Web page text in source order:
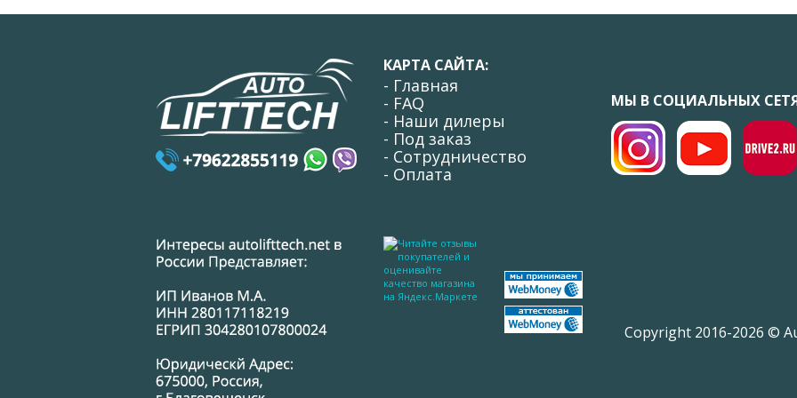
КАРТА САЙТА:
- Главная
- FAQ
- Наши дилеры
- Под заказ
- Сотрудничество
- Оплата
МЫ В СОЦИАЛЬНЫХ
Copyright 2016-2026 ©